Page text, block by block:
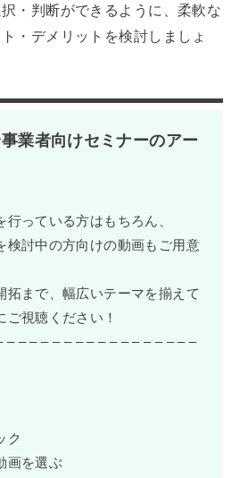
・判断ができるように、柔軟な
・デメリットを検討しましょ
事業者向けセミナーのアー
っている方はもちろん、
検討中の方向けの動画もご用意
拓まで、幅広いテーマを揃えて
ご視聴ください！
– – – – – – – – – – – – – – – – –
ク
画を選ぶ